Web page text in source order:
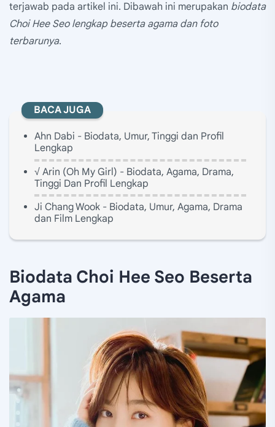
terjawab pada artikel ini. Dibawah ini merupakan biodata
Choi Hee Seo lengkap beserta agama dan foto
terbarunya.
BACA JUGA
Ahn Dabi - Biodata, Umur, Tinggi dan Profil
Lengkap
√ Arin (Oh My Girl) - Biodata, Agama, Drama,
Tinggi Dan Profil Lengkap
Ji Chang Wook - Biodata, Umur, Agama, Drama
dan Film Lengkap
Biodata Choi Hee Seo Beserta
Agama